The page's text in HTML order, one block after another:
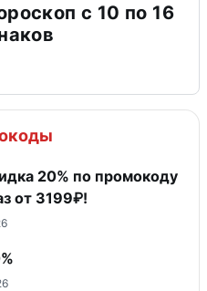
с 10 по 16
20% по промокоду
от 3199₽!